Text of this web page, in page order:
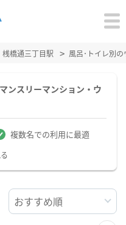
桟橋通三丁目駅 風呂･トイレ別
ンスリーマンション・ウ
複数名での利用に最適